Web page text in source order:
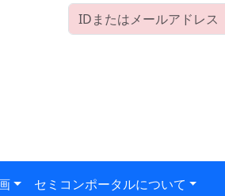
セミコンポータルについて